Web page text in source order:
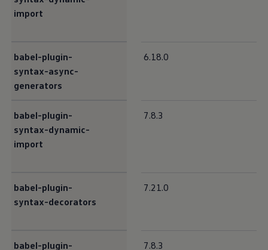
import
babel-plugin-
syntax-async-
generators
6.18.0
babel-plugin-
syntax-dynamic-
import
7.8.3
babel-plugin-
syntax-decorators
7.21.0
babel-plugin-
7.8.3